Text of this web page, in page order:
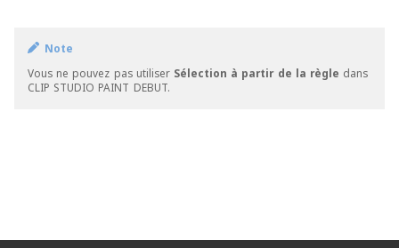
Note
Vous ne pouvez pas utiliser Sélection à partir de la règle dans
CLIP STUDIO PAINT DEBUT.